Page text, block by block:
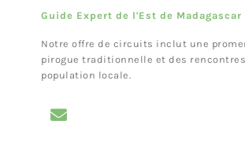
Guide Expert de l'Est de Madagascar
Notre offre de circuits inclut une
pirogue traditionnelle et des
population locale.